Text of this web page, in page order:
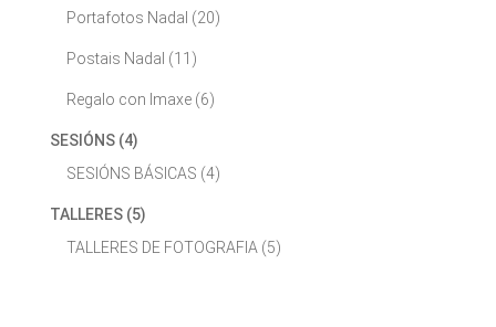
Portafotos Nadal (20)
Postais Nadal (11)
Regalo con Imaxe (6)
SESIÓNS (4)
SESIÓNS BÁSICAS (4)
TALLERES (5)
TALLERES DE FOTOGRAFIA (5)